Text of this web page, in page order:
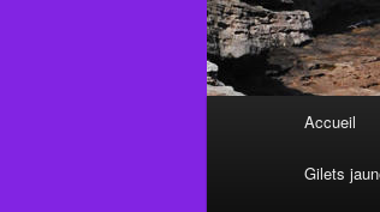
Accueil
Gilets